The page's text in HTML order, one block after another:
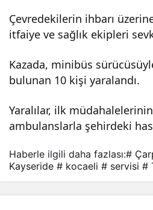
Çevredekilerin ihbarı
itfaiye ve sağlık ekipleri
Kazada, minibüs
bulunan 10 kişi yaralandı.
Yaralılar, ilk
ambulanslarla şehirdeki
ile
tır
ıştı:
11
Haberle ilgili daha fazlası:#
Kayseride # kocaeli # servisi #